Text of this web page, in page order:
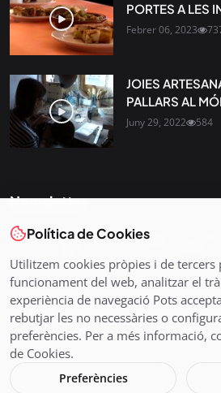
PORTES A LES
Febrer 06, 2023
JOIES
PALLARS AL
Juny 29, 2022 584
Newsletter
Tota l’actualitat, seleccionada i
que importa.
Política de Cookies
Utilitzem cookies pròpies i de
funcionament del web, analitzar el
experiència de navegació Pots
rebutjar les no necessàries o
preferències. Per a més informació,
de Cookies.
Preferències